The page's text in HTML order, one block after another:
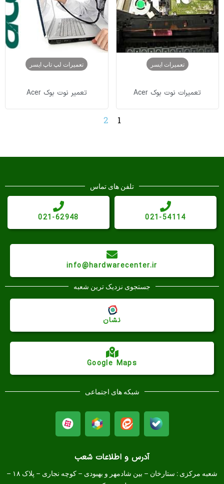
تعمیرات ایسر
تعمیرات نوت بوک Acer
تعمیرات لپ تاپ ایسر
تعمیر نوت بوک Acer
1
2
آدرس و اطلاعات شعب
شعبه مرکزی :
ستارخان – بین شادمهر و بهبودی – کوچه نجاری – پلاک ۱۸ –
تلفن های تماس
021-54114
021-62948
info@hardwarecenter.ir
جستجوی نزدیک ترین شعبه
Google Maps
نشان
شبکه های اجتماعی